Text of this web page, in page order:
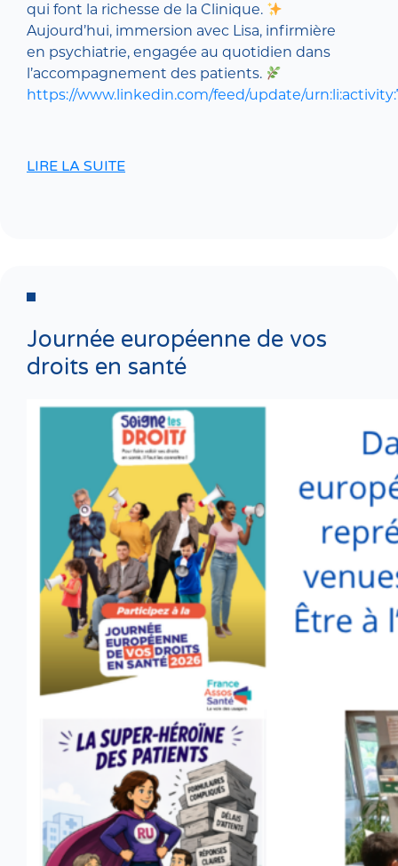
qui font la richesse de la Clinique.
Aujourd’hui, immersion avec Lisa, infirmière
en psychiatrie, engagée au quotidien dans
l’accompagnement des patients.
https://www.linkedin.com/feed/update/
LIRE LA SUITE
Journée européenne de vos
droits en santé